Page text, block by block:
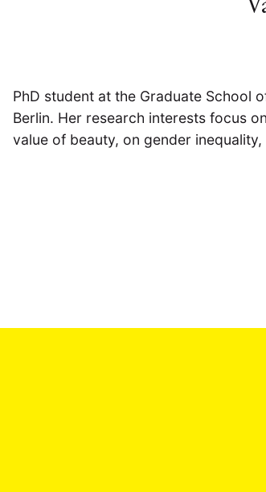
PhD student at the Graduate School
Berlin. Her research interests focus
value of beauty, on gender